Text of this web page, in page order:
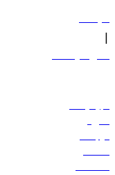
سياساتنا
|
الشروط والأحكام
حجز الرحلات
العروض
الوجهات
الأمتعة
المساعدة